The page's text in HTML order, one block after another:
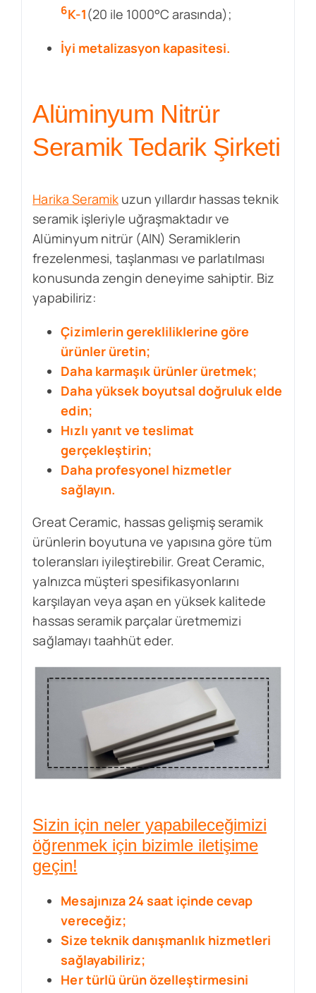
6K-1(20 ile 1000°C arasında);
İyi metalizasyon kapasitesi.
Alüminyum Nitrür
Seramik Tedarik Şirketi
Harika Seramikuzun yıllardır hassas teknik
seramik işleriyle uğraşmaktadır ve
Alüminyum nitrür (AlN) Seramiklerin
frezelenmesi, taşlanması ve parlatılması
konusunda zengin deneyime sahiptir. Biz
yapabiliriz:
Çizimlerin gerekliliklerine göre
ürünler üretin;
Daha karmaşık ürünler üretmek;
Daha yüksek boyutsal doğruluk elde
edin;
Hızlı yanıt ve teslimat
gerçekleştirin;
Daha profesyonel hizmetler
sağlayın.
Great Ceramic, hassas gelişmiş seramik
ürünlerin boyutuna ve yapısına göre tüm
toleransları iyileştirebilir. Great Ceramic,
yalnızca müşteri spesifikasyonlarını
karşılayan veya aşan en yüksek kalitede
hassas seramik parçalar üretmemizi
sağlamayı taahhüt eder.
Sizin için neler yapabileceğimizi
öğrenmek için bizimle iletişime
geçin!
Mesajınıza 24 saat içinde cevap
vereceğiz;
Size teknik danışmanlık hizmetleri
sağlayabiliriz;
Her türlü ürün özelleştirmesini